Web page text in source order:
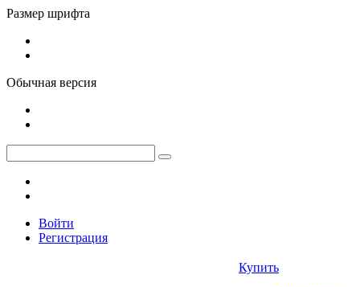
Размер шрифта
Обычная версия
Войти
Регистрация
Купить